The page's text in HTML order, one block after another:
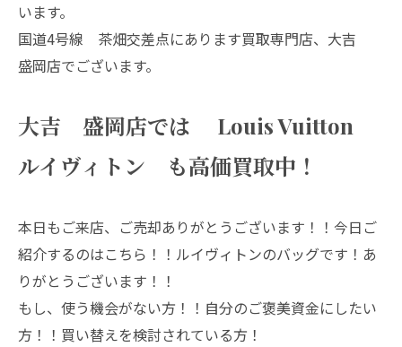
います。
国道4号線 茶畑交差点にあります買取専門店、大吉
盛岡店でございます。
大吉 盛岡店では Louis Vuitton
ルイヴィトン も高価買取中！
本日もご来店、ご売却ありがとうございます！！今日ご
紹介するのはこちら！！ルイヴィトンのバッグです！あ
りがとうございます！！
もし、使う機会がない方！！自分のご褒美資金にしたい
方！！買い替えを検討されている方！